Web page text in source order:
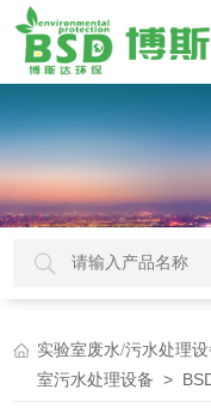
实验室废水/污水处理设
室污水处理设备 >